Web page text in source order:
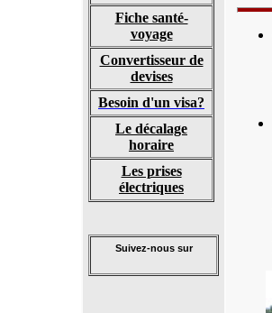
Fiche santé-
voyage
Convertisseur de
devises
Besoin d'un visa?
Le décalage
horaire
Les prises
électriques
Suivez-nous sur